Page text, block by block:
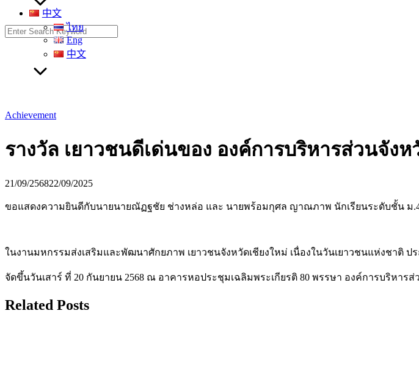
中文
ไทย
Eng
中文
Search
for:
Achievement
รางวัล เยาวชนดีเด่นของ องค์การบริหารส่วนจังห
21/09/256822/09/2025
ขอแสดงความยินดีกับนายนายณัฏฐชัย ช่างหล่อ และ นายพร้อมกุศล ญาณภาพ นักเรียนระดับชั้น ม.4
ในงานมหกรรมส่งเสริมและพัฒนาศักยภาพ เยาวชนจังหวัดเชียงใหม่ เนื่องในวันเยาวชนแห่งชาติ ป
จัดขึ้นวันเสาร์ ที่ 20 กันยายน 2568 ณ อาคารหอประชุมเฉลิมพระเกียรติ 80 พรรษา องค์การบริหารส่
Related Posts